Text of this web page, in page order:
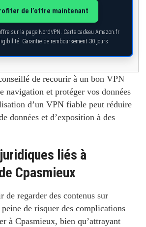
de l’offre maintenant
sur la page NordVPN. Carte cadeau Amazon.fr
Garantie de remboursement 30 jours.
de recourir à un bon VPN
navigation et protéger vos données
d’un VPN fiable peut réduire
données et d’exposition à des
liés à
Cpasmieux
de regarder des contenus sur
de risquer des complications
à Cpasmieux, bien qu’attrayant